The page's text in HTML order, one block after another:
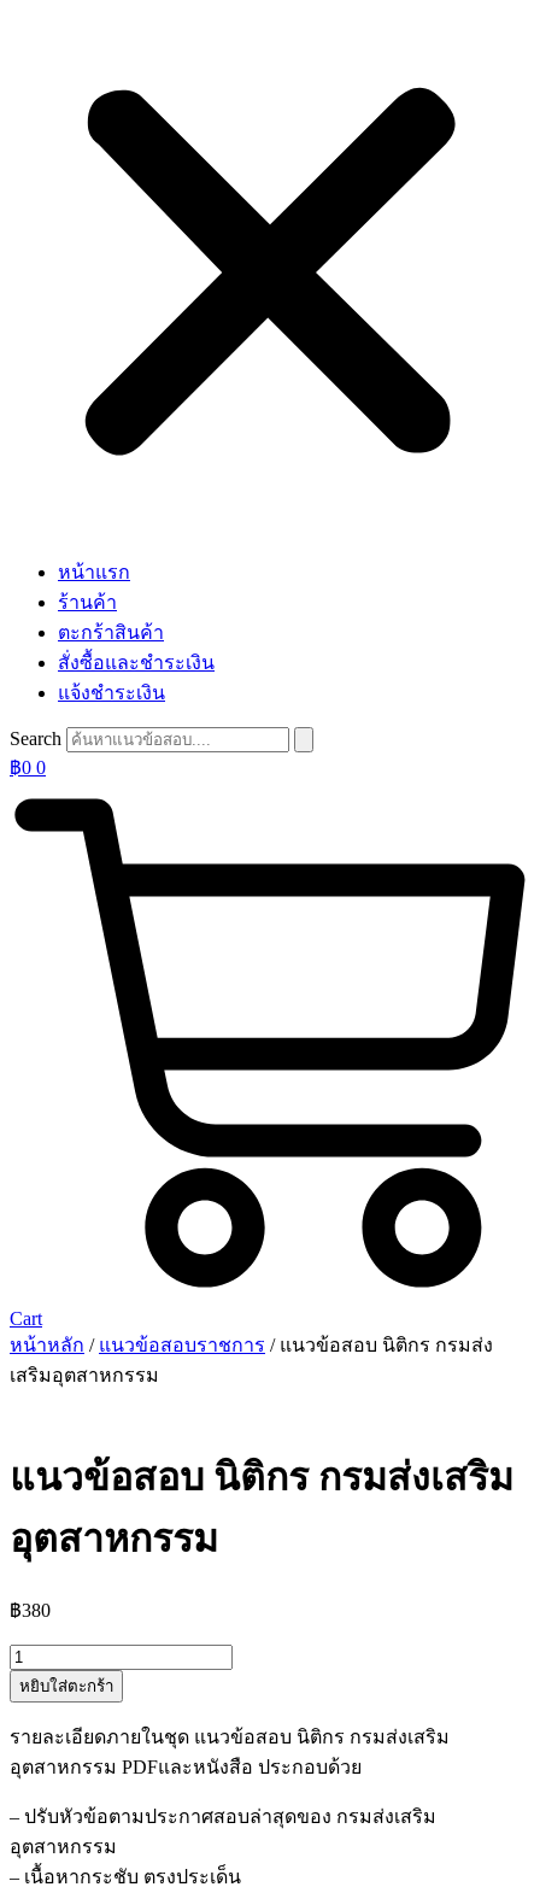
หน้าแรก
ร้านค้า
ตะกร้าสินค้า
สั่งซื้อและชำระเงิน
แจ้งชำระเงิน
Search
฿0 0
Cart
หน้าหลัก / แนวข้อสอบราชการ / แนวข้อสอบ นิติกร กรมส่ง
เสริมอุตสาหกรรม
แนวข้อสอบ นิติกร กรมส่งเสริม
อุตสาหกรรม
฿380
จำนวน
แนว
นิติกร
กรม
ส่ง
เสริม
อุตสาหกรรม
หยิบใส่ตะกร้า
รายละเอียดภายในชุด แนวข้อสอบ นิติกร กรมส่งเสริม
อุตสาหกรรม PDFและหนังสือ ประกอบด้วย
– ปรับหัวข้อตามประกาศสอบล่าสุดของ กรมส่งเสริม
อุตสาหกรรม
– เนื้อหากระชับ ตรงประเด็น